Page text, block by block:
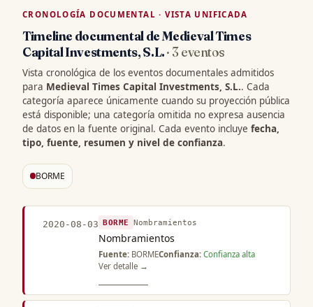
CRONOLOGÍA DOCUMENTAL · VISTA UNIFICADA
Timeline documental de Medieval Times
Capital Investments, S.L.· 3 eventos
Vista cronológica de los eventos documentales admitidos
para Medieval Times Capital Investments, S.L.. Cada
categoría aparece únicamente cuando su proyección pública
está disponible; una categoría omitida no expresa ausencia
de datos en la fuente original. Cada evento incluye fecha,
tipo, fuente, resumen y nivel de confianza.
BORME
2020-08-03 BORME Nombramientos
Nombramientos
Fuente: BORMEConfianza: Confianza alta
Ver detalle →